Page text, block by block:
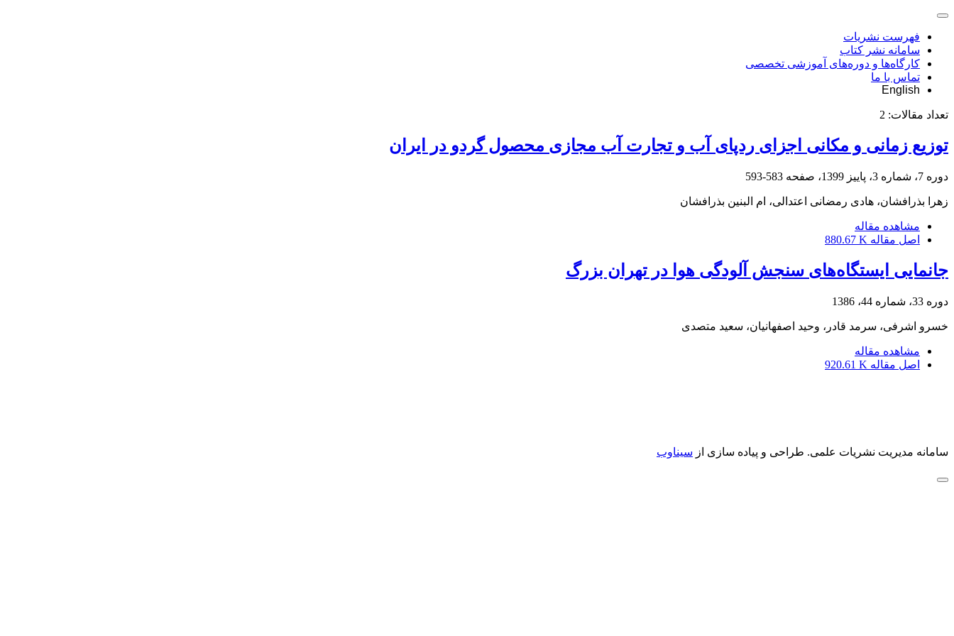
فهرست نشریات
سامانه نشر کتاب
کارگاه‌ها و دوره‌های آموزشی تخصصی
تماس با ما
English
تعداد مقالات: 2
توزیع زمانی و مکانی اجزای ردپای آب و تجارت آب مجازی محصول گردو در ایران
دوره 7، شماره 3، پاییز 1399، صفحه 583-593
زهرا بذرافشان، هادی رمضانی اعتدالی، ام البنین بذرافشان
مشاهده مقاله
اصل مقاله 880.67 K
جانمایی ایستگاه‌های سنجش آلودگی هوا در تهران بزرگ
دوره 33، شماره 44، 1386
خسرو اشرفی، سرمد قادر، وحید اصفهانیان، سعید متصدی
مشاهده مقاله
اصل مقاله 920.61 K
سامانه مدیریت نشریات علمی. طراحی و پیاده سازی از سیناوب